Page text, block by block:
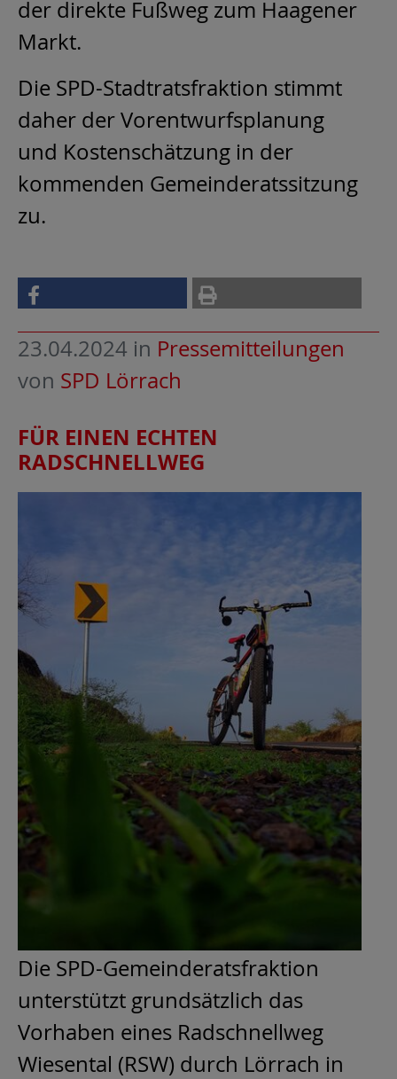
der direkte Fußweg zum Haagener
Markt.
Die SPD-Stadtratsfraktion stimmt
daher der Vorentwurfsplanung
und Kostenschätzung in der
kommenden Gemeinderatssitzung
zu.
23.04.2024 in Pressemitteilungen
von SPD Lörrach
FÜR EINEN ECHTEN
RADSCHNELLWEG
Die SPD-Gemeinderatsfraktion
unterstützt grundsätzlich das
Vorhaben eines Radschnellweg
Wiesental (RSW) durch Lörrach in